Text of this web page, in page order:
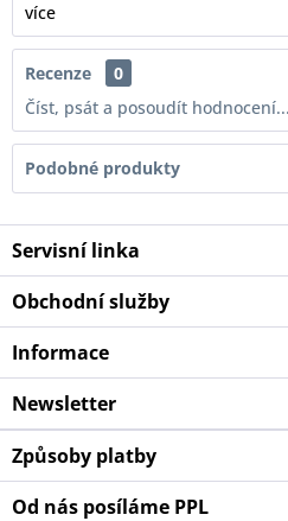
více
Recenze
0
Číst, psát a posoudít hodnocení...
Podobné produkty
Servisní linka
Obchodní služby
Informace
Newsletter
Způsoby platby
Od nás posíláme PPL